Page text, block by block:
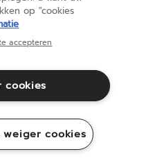
Cookies
©Babolat
op "cookies
accepteren
cookies
cookies